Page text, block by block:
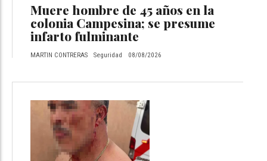
Muere hombre de 45 años en la
colonia Campesina; se presume
infarto fulminante
MARTIN CONTRERAS Seguridad 08/08/2026